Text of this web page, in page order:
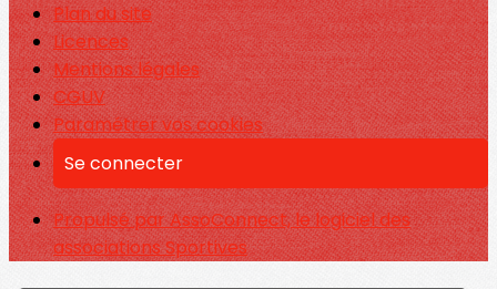
Plan du site
Licences
Mentions légales
CGUV
Paramétrer vos cookies
Se connecter
Propulsé par AssoConnect, le logiciel des
associations Sportives